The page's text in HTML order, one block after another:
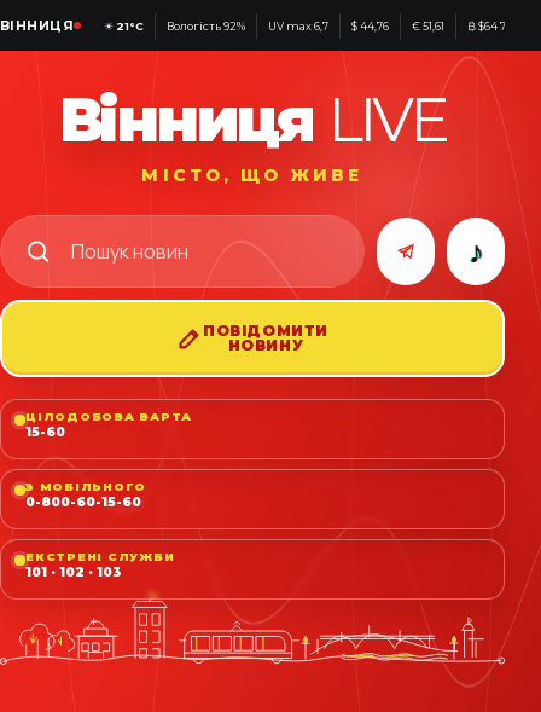
ВІННИЦЯ ☀ 21°C Вологість 92% UV max 6,7 $ 44,76 € 51,61 ₿ $64 788
Вінниця LIVE
МІСТО, ЩО ЖИВЕ
♪
ПОВІДОМИТИ
НОВИНУ
ЦІЛОДОБОВА ВАРТА
15-60
З МОБІЛЬНОГО
0-800-60-15-60
ЕКСТРЕНІ СЛУЖБИ
101 · 102 · 103